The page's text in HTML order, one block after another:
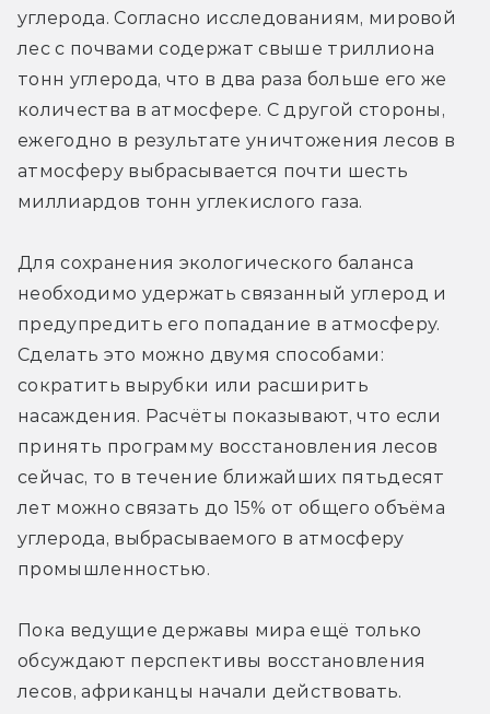
углерода. Согласно исследованиям, мировой
лес с почвами содержат свыше триллиона
тонн углерода, что в два раза больше его же
количества в атмосфере. С другой стороны,
ежегодно в результате уничтожения лесов в
атмосферу выбрасывается почти шесть
миллиардов тонн углекислого газа.
Для сохранения экологического баланса
необходимо удержать связанный углерод и
предупредить его попадание в атмосферу.
Сделать это можно двумя способами:
сократить вырубки или расширить
насаждения. Расчёты показывают, что если
принять программу восстановления лесов
сейчас, то в течение ближайших пятьдесят
лет можно связать до 15% от общего объёма
углерода, выбрасываемого в атмосферу
промышленностью.
Пока ведущие державы мира ещё только
обсуждают перспективы восстановления
лесов, африканцы начали действовать.